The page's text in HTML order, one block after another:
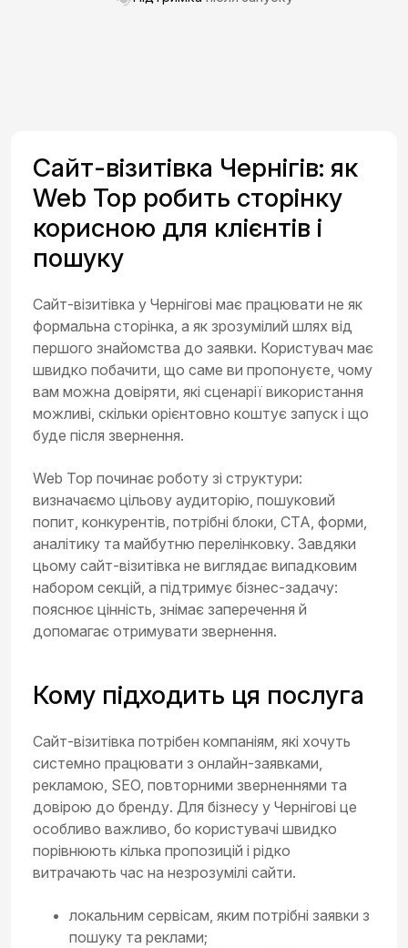
Сайт-візитівка Чернігів: як
Web Top робить сторінку
корисною для клієнтів і
пошуку
Сайт-візитівка у Чернігові має працювати не як
формальна сторінка, а як зрозумілий шлях від
першого знайомства до заявки. Користувач має
швидко побачити, що саме ви пропонуєте, чому
вам можна довіряти, які сценарії використання
можливі, скільки орієнтовно коштує запуск і що
буде після звернення.
Web Top починає роботу зі структури:
визначаємо цільову аудиторію, пошуковий
попит, конкурентів, потрібні блоки, CTA, форми,
аналітику та майбутню перелінковку. Завдяки
цьому сайт-візитівка не виглядає випадковим
набором секцій, а підтримує бізнес-задачу:
пояснює цінність, знімає заперечення й
допомагає отримувати звернення.
Кому підходить ця послуга
Сайт-візитівка потрібен компаніям, які хочуть
системно працювати з онлайн-заявками,
рекламою, SEO, повторними зверненнями та
довірою до бренду. Для бізнесу у Чернігові це
особливо важливо, бо користувачі швидко
порівнюють кілька пропозицій і рідко
витрачають час на незрозумілі сайти.
локальним сервісам, яким потрібні заявки з
пошуку та реклами;